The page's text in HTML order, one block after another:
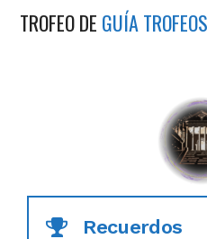
TROFEO DE GUÍA
Recuerdos